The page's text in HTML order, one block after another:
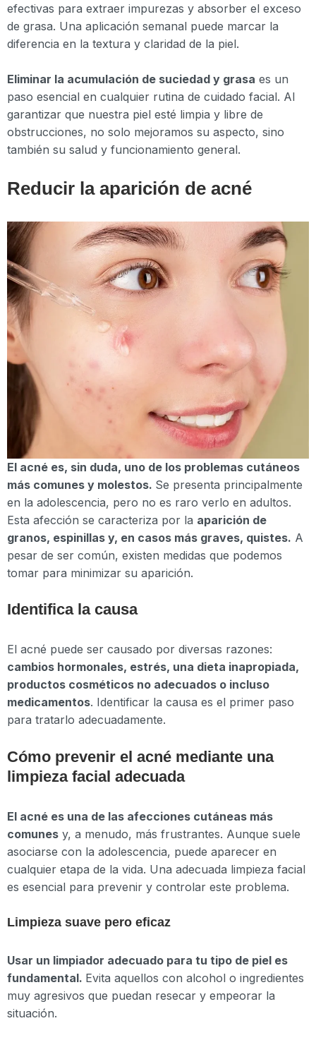
efectivas para extraer impurezas y absorber el exceso
de grasa. Una aplicación semanal puede marcar la
diferencia en la textura y claridad de la piel.
Eliminar la acumulación de suciedad y grasa es un
paso esencial en cualquier rutina de cuidado facial. Al
garantizar que nuestra piel esté limpia y libre de
obstrucciones, no solo mejoramos su aspecto, sino
también su salud y funcionamiento general.
Reducir la aparición de acné
El acné es, sin duda, uno de los problemas cutáneos
más comunes y molestos. Se presenta principalmente
en la adolescencia, pero no es raro verlo en adultos.
Esta afección se caracteriza por la aparición de
granos, espinillas y, en casos más graves, quistes. A
pesar de ser común, existen medidas que podemos
tomar para minimizar su aparición.
Identifica la causa
El acné puede ser causado por diversas razones:
cambios hormonales, estrés, una dieta inapropiada,
productos cosméticos no adecuados o incluso
medicamentos. Identificar la causa es el primer paso
para tratarlo adecuadamente.
Cómo prevenir el acné mediante una
limpieza facial adecuada
El acné es una de las afecciones cutáneas más
comunes y, a menudo, más frustrantes. Aunque suele
asociarse con la adolescencia, puede aparecer en
cualquier etapa de la vida. Una adecuada limpieza facial
es esencial para prevenir y controlar este problema.
Limpieza suave pero eficaz
Usar un limpiador adecuado para tu tipo de piel es
fundamental. Evita aquellos con alcohol o ingredientes
muy agresivos que puedan resecar y empeorar la
situación.